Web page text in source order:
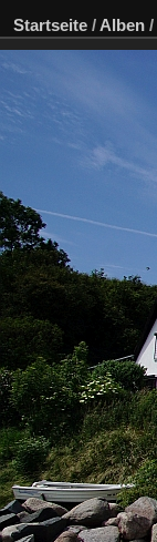
Startseite / Alben /